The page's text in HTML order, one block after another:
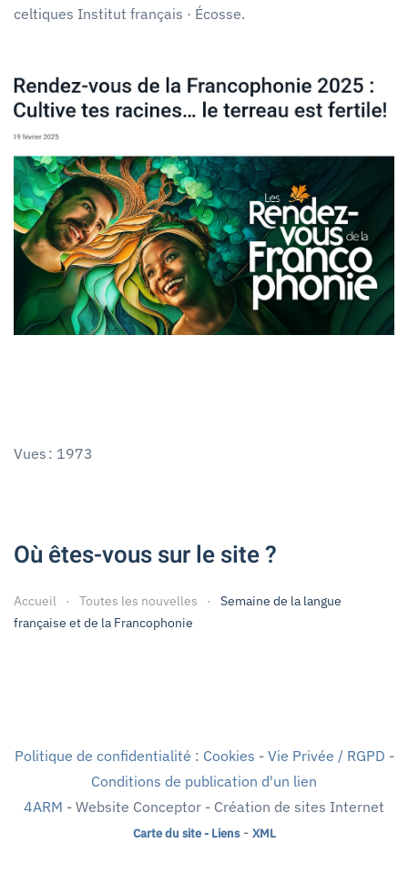
celtiques Institut français · Écosse.
Vues : 1973
Où êtes-vous sur le site ?
Accueil Toutes les nouvelles
Semaine de la langue
française et de la Francophonie
Politique de confidentialité : Cookies - Vie Privée / RGPD -
Conditions de publication d'un lien
4ARM - Website Conceptor - Création de sites Internet
Carte du site - Liens- XML